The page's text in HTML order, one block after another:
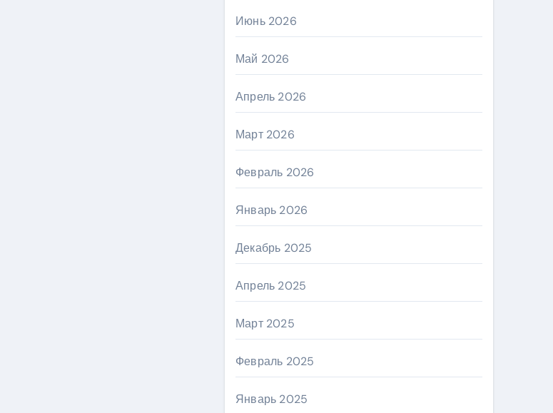
Июнь 2026
Май 2026
Апрель 2026
Март 2026
Февраль 2026
Январь 2026
Декабрь 2025
Апрель 2025
Март 2025
Февраль 2025
Январь 2025